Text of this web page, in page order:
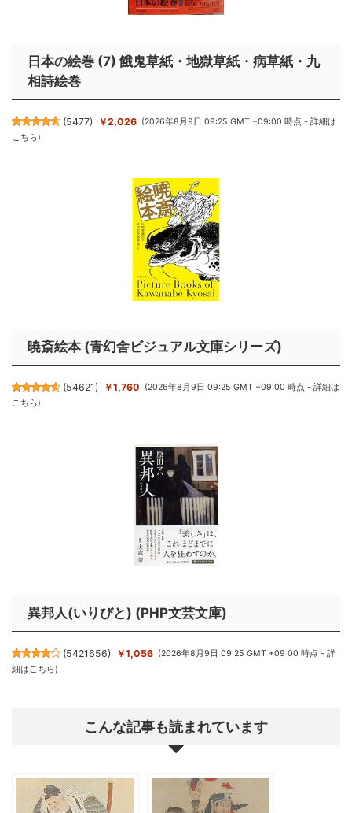
日本の絵巻 (7) 餓鬼草紙・地獄草紙・病草紙・九
相詩絵巻
(5477) ￥2,026 (2026年8月9日 09:25 GMT +09:00 時点 -詳細は
こちら)
暁斎絵本 (青幻舎ビジュアル文庫シリーズ)
(54621) ￥1,760 (2026年8月9日 09:25 GMT +09:00 時点 -詳細は
こちら)
異邦人(いりびと) (PHP文芸文庫)
(5421656) ￥1,056 (2026年8月9日 09:25 GMT +09:00 時点 -詳
細はこちら)
こんな記事も読まれています